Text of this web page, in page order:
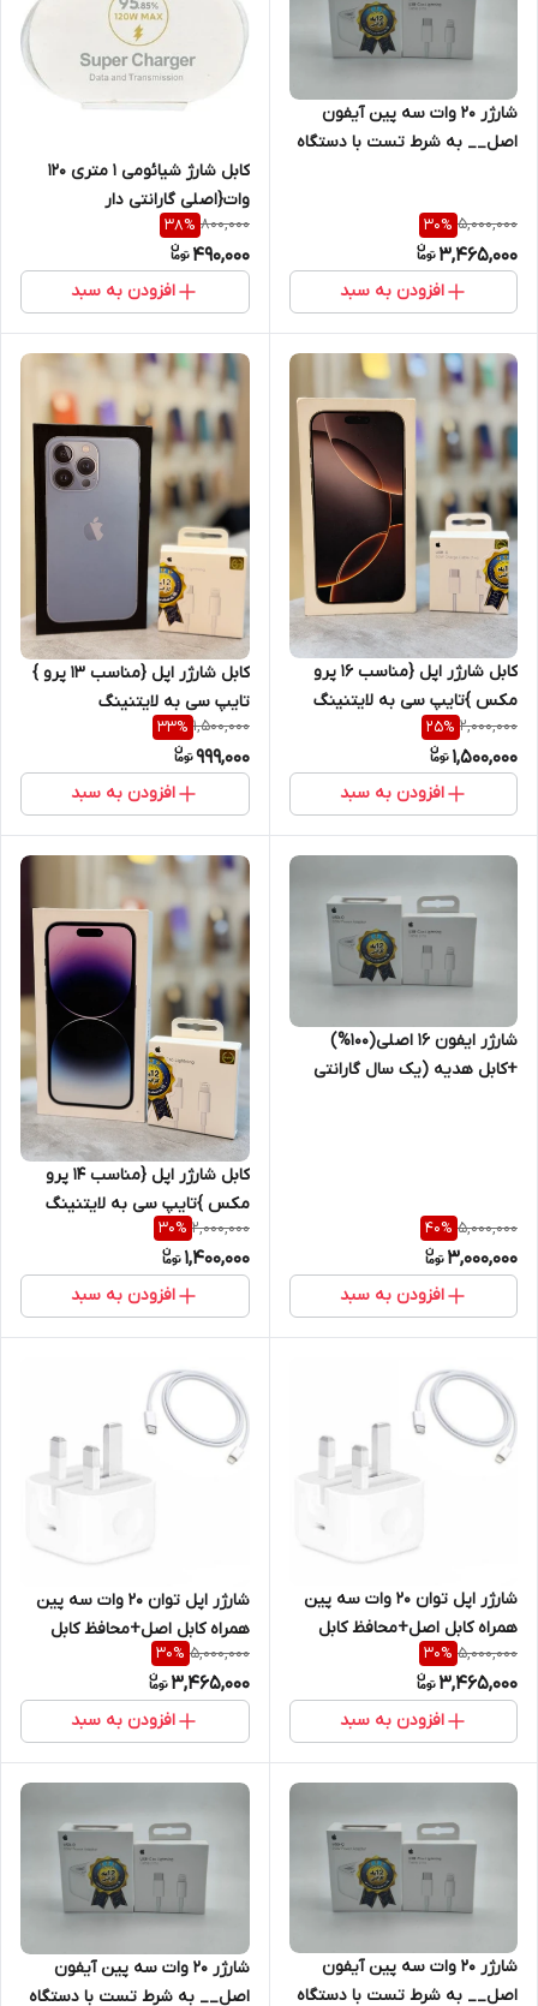
شارژر ۲۰ وات سه پین آیفون
اصل__ به شرط تست با دستگاه
5,000,000
30%
3,465,000
افزودن به سبد
کابل شارژ شیائومی ۱ متری ۱۲۰
وات{اصلی گارانتی دار
800,000
38%
490,000
افزودن به سبد
کابل شارژر اپل {مناسب 16 پرو
مکس }تایپ سی به لایتنینگ
اصل+گارانتی شرکتی یک ساله
2,000,000
25%
1,500,000
افزودن به سبد
کابل شارژر اپل {مناسب 13 پرو }
تایپ سی به لایتنینگ
اصل+گارانتی شرکتی یک ساله
1,500,000
33%
999,000
افزودن به سبد
شارژر ایفون 16 اصلی(100%)
+کابل هدیه (یک سال گارانتی
5,000,000
40%
3,000,000
افزودن به سبد
کابل شارژر اپل {مناسب 14 پرو
مکس }تایپ سی به لایتنینگ
اصل+گارانتی شرکتی یک ساله
2,000,000
30%
1,400,000
افزودن به سبد
شارژر اپل توان 20 وات سه پین
همراه کابل اصل+محافظ کابل
هدیه
5,000,000
30%
3,465,000
افزودن به سبد
شارژر اپل توان 20 وات سه پین
همراه کابل اصل+محافظ کابل
هدیه
5,000,000
30%
3,465,000
افزودن به سبد
شارژر ۲۰ وات سه پین آیفون
اصل__ به شرط تست با دستگاه
شارژر ۲۰ وات سه پین آیفون
اصل__ به شرط تست با دستگاه